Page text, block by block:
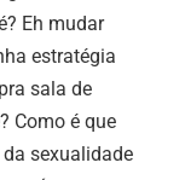
Eh mudar
estratégia
sala de
Como é que
sexualidade